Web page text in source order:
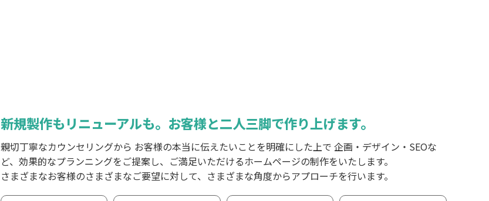
新規製作もリニューアルも。お客様と二人三脚で作り上げます。
親切丁寧なカウンセリングから お客様の本当に伝えたいことを明確にした上で 企画・デザイン・SEOな
ど、効果的なプランニングをご提案し、ご満足いただけるホームページの制作をいたします。
さまざまなお客様のさまざまなご要望に対して、さまざまな角度からアプローチを行います。